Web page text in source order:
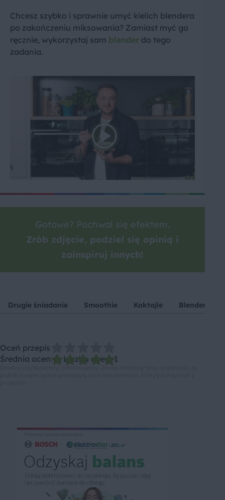
Chcesz szybko i sprawnie umyć kielich blendera
po zakończeniu miksowania? Zamiast myć go
ręcznie, wykorzystaj sam blender do tego
zadania.
Gotowe? Pochwal się efektem.
Zrób zdjęcie, podziel się opinią i
zainspiruj innych!
Drugie śniadanie Smoothie Koktajle Blendery
Oceń przepis
Średnia ocen: 5, Liczba ocen: 1